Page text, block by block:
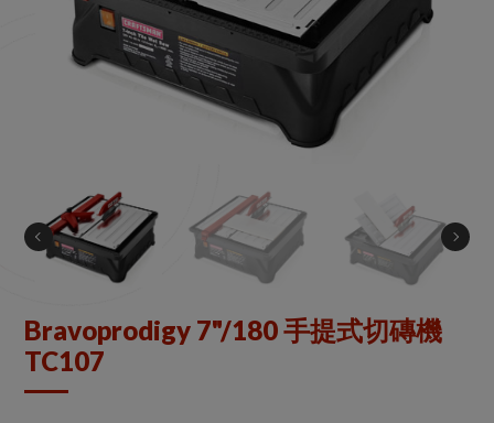
Bravoprodigy 7"/180 手提式切磚機
TC107